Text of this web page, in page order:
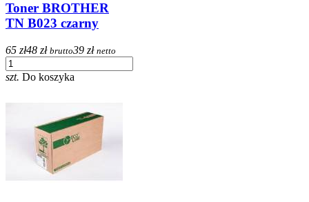
Toner BROTHER
TN B023 czarny
65 zł48 zł brutto39 zł netto
szt. Do koszyka